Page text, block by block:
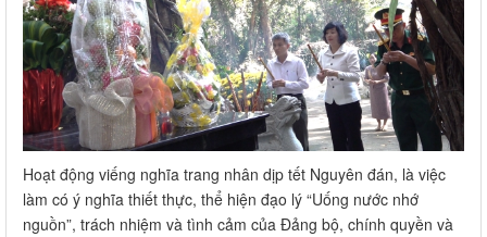
Hoạt động viếng nghĩa trang nhân dịp tết Nguyên đán, là việc
làm có ý nghĩa thiết thực, thể hiện đạo lý “Uống nước nhớ
nguồn”, trách nhiệm và tình cảm của Đảng bộ, chính quyền và